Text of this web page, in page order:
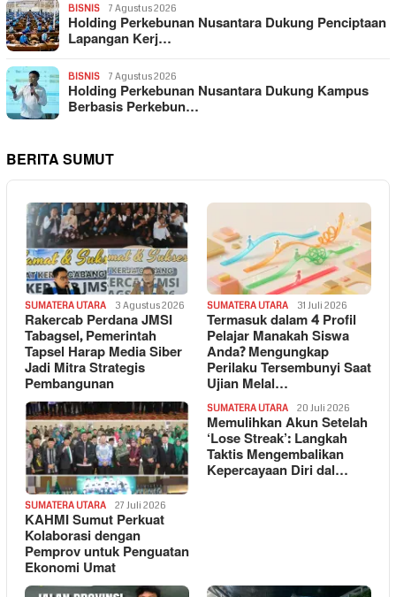
BISNIS 7 Agustus 2026
Holding Perkebunan Nusantara Dukung Penciptaan
Lapangan Kerj…
BISNIS 7 Agustus 2026
Holding Perkebunan Nusantara Dukung Kampus
Berbasis Perkebun…
BERITA SUMUT
SUMATERA UTARA 3 Agustus 2026
Rakercab Perdana JMSI
Tabagsel, Pemerintah
Tapsel Harap Media Siber
Jadi Mitra Strategis
Pembangunan
SUMATERA UTARA 31 Juli 2026
Termasuk dalam 4 Profil
Pelajar Manakah Siswa
Anda? Mengungkap
Perilaku Tersembunyi Saat
Ujian Melal…
SUMATERA UTARA 27 Juli 2026
KAHMI Sumut Perkuat
Kolaborasi dengan
Pemprov untuk Penguatan
Ekonomi Umat
SUMATERA UTARA 20 Juli 2026
Memulihkan Akun Setelah
‘Lose Streak’: Langkah
Taktis Mengembalikan
Kepercayaan Diri dal…